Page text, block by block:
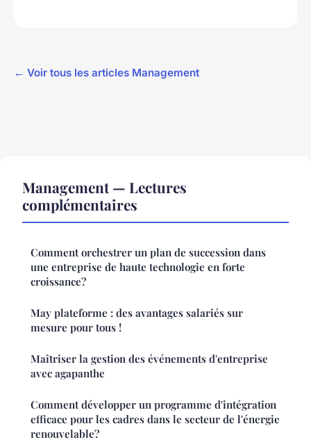
← Voir tous les articles Management
Management — Lectures
complémentaires
Comment orchestrer un plan de succession dans
une entreprise de haute technologie en forte
croissance?
May plateforme : des avantages salariés sur
mesure pour tous !
Maîtriser la gestion des événements d'entreprise
avec agapanthe
Comment développer un programme d'intégration
efficace pour les cadres dans le secteur de l'énergie
renouvelable?